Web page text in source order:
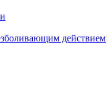
действием